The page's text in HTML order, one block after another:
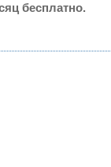
бесплатно.